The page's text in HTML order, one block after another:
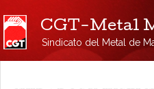
CGT-Metal
Sindicato del Metal de